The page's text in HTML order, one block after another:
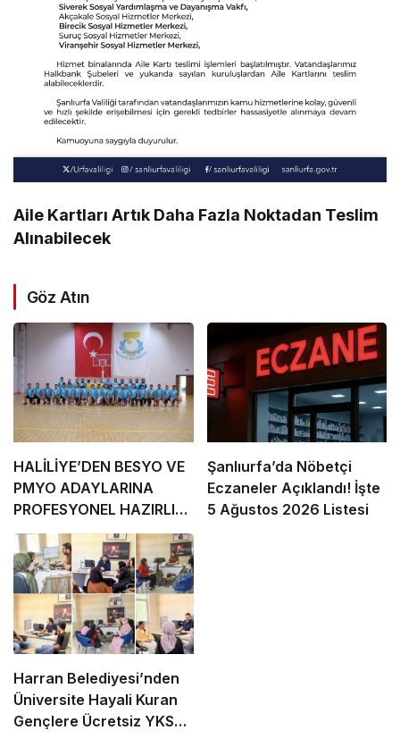
Aile Kartları Artık Daha Fazla Noktadan Teslim
Alınabilecek
Göz Atın
HALİLİYE’DEN BESYO VE
PMYO ADAYLARINA
PROFESYONEL HAZIRLIK
DESTEĞİ
Şanlıurfa’da Nöbetçi
Eczaneler Açıklandı! İşte
5 Ağustos 2026 Listesi
Harran Belediyesi’nden
Üniversite Hayali Kuran
Gençlere Ücretsiz YKS